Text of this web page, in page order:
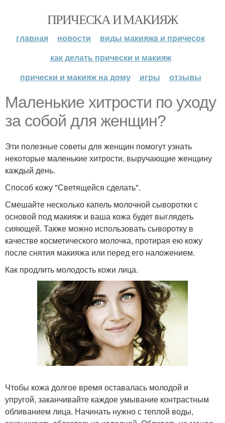
ПРИЧЕСКА И МАКИЯЖ
главная новости
виды макияжа и причесок
как делать прически и макияж
прически и макияж на дому
игры отзывы
Маленькие хитрости по уходу
за собой для женщин?
Эти полезные советы для женщин помогут узнать
некоторые маленькие хитрости, выручающие женщину
каждый день.
Способ кожу "Светящейся сделать".
Смешайте несколько капель молочной сыворотки с
основой под макияж и ваша кожа будет выглядеть
сияющей. Также можно использовать сыворотку в
качестве косметического молочка, протирая ею кожу
после снятия макияжа или перед его наложением.
Как продлить молодость кожи лица.
Чтобы кожа долгое время оставалась молодой и
упругой, заканчивайте каждое умывание контрастным
обливанием лица. Начинать нужно с теплой воды,